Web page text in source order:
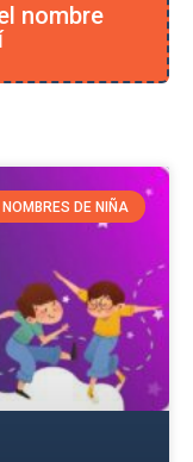
nombre
NOMBRES DE NIÑA